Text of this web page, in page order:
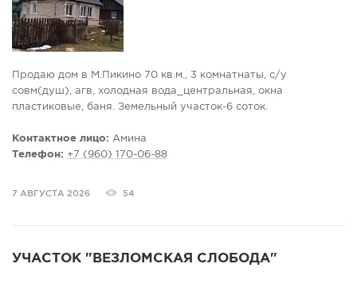
Продаю дом в М.Пикино 70 кв.м., 3 комнатнаты, с/у
совм(душ), агв, холодная вода_центральная, окна
пластиковые, баня. Земельный участок-6 соток.
Контактное лицо: Амина
Телефон: +7 (960) 170-06-88
7 АВГУСТА 2026 54
УЧАСТОК "ВЕЗЛОМСКАЯ СЛОБОДА"